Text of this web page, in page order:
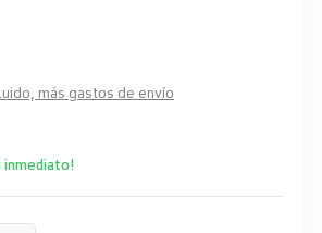
más gastos de envío
inmediato!